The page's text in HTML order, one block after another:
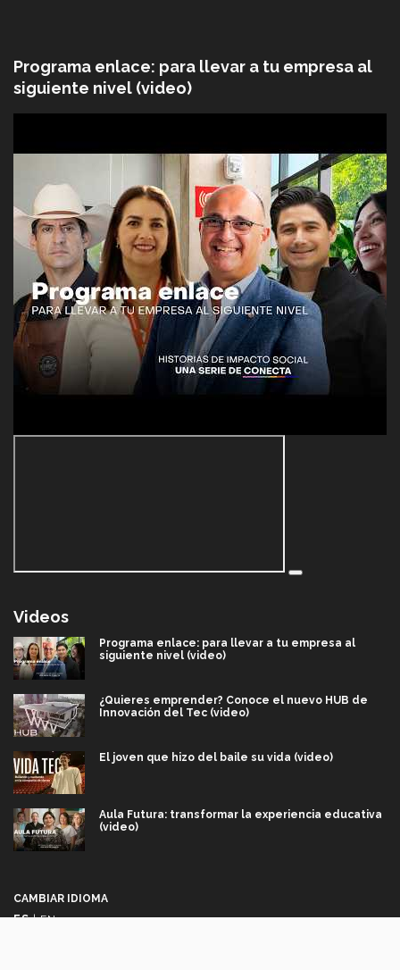
Programa enlace: para llevar a tu empresa al
siguiente nivel (video)
Videos
Programa enlace: para llevar a tu empresa al
siguiente nivel (video)
¿Quieres emprender? Conoce el nuevo HUB de
Innovación del Tec (video)
El joven que hizo del baile su vida (video)
Aula Futura: transformar la experiencia educativa
(video)
CAMBIAR IDIOMA
ES|EN